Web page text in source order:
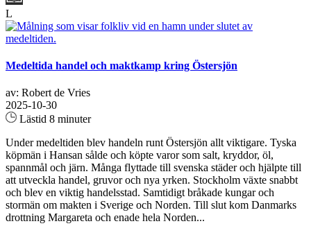
L
Medeltida handel och maktkamp kring Östersjön
av: Robert de Vries
2025-10-30
Lästid 8 minuter
Under medeltiden blev handeln runt Östersjön allt viktigare. Tyska
köpmän i Hansan sålde och köpte varor som salt, kryddor, öl,
spannmål och järn. Många flyttade till svenska städer och hjälpte till
att utveckla handel, gruvor och nya yrken. Stockholm växte snabbt
och blev en viktig handelsstad. Samtidigt bråkade kungar och
stormän om makten i Sverige och Norden. Till slut kom Danmarks
drottning Margareta och enade hela Norden...